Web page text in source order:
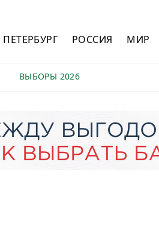
ПЕТЕРБУРГ РОССИЯ МИР
ВЫБОРЫ 2026